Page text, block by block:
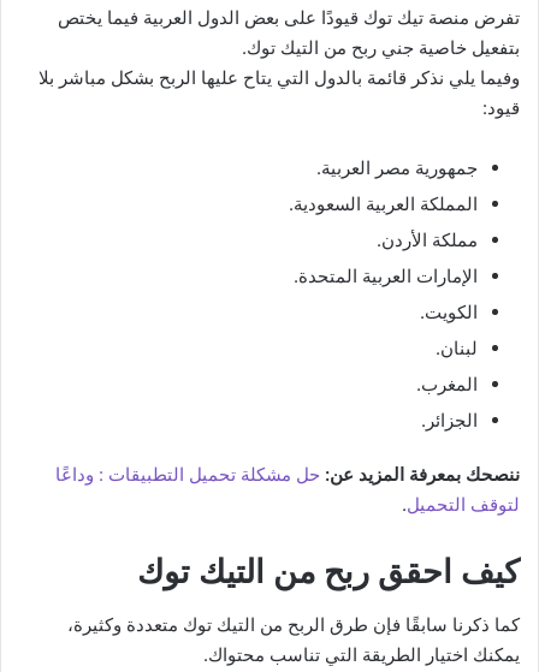
تفرض منصة تيك توك قيودًا على بعض الدول العربية فيما يختص
بتفعيل خاصية جني ربح من التيك توك.
وفيما يلي نذكر قائمة بالدول التي يتاح عليها الربح بشكل مباشر بلا
قيود:
جمهورية مصر العربية.
المملكة العربية السعودية.
مملكة الأردن.
الإمارات العربية المتحدة.
الكويت.
لبنان.
المغرب.
الجزائر.
ننصحك بمعرفة المزيد عن: حل مشكلة تحميل التطبيقات : وداعًا
لتوقف التحميل.
كيف احقق ربح من التيك توك
كما ذكرنا سابقًا فإن طرق الربح من التيك توك متعددة وكثيرة،
يمكنك اختيار الطريقة التي تناسب محتواك.